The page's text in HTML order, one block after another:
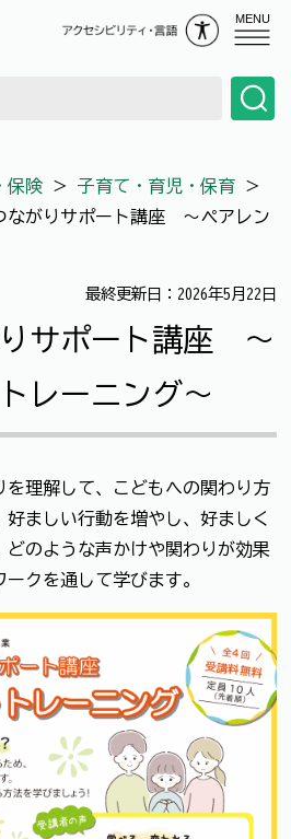
MENU
保険 ＞ 子育て・育児・保育 ＞
ながりサポート講座 ～ペアレン
最終更新日：2026年5月22日
サポート講座 ～
レーニング～
を理解して、こどもへの関わり方
ましい行動を増やし、好ましく
どのような声かけや関わりが効果
クを通して学びます。